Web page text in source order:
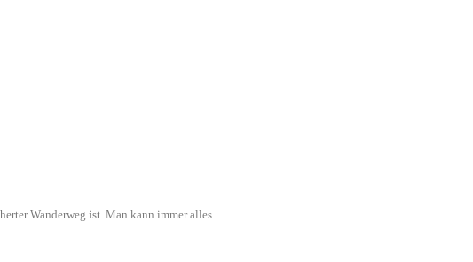
Wanderweg ist. Man kann immer alles…